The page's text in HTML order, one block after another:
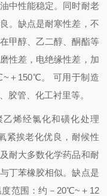
中性能稳定。同时耐老
。缺点是耐寒性差，不
甲醇、乙二醇、酮酯等
性差，电绝缘性差，加
＋150℃。 可用于制造
胶管、化工衬里等。
烯经氯化和磺化处理
紧挨老化优良，耐候性
耐大多数化学药品和耐
丁苯橡胶相似。缺点是
范围：约－20℃~＋12